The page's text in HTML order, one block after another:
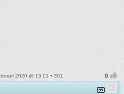
2020 @ 15:01 • 301